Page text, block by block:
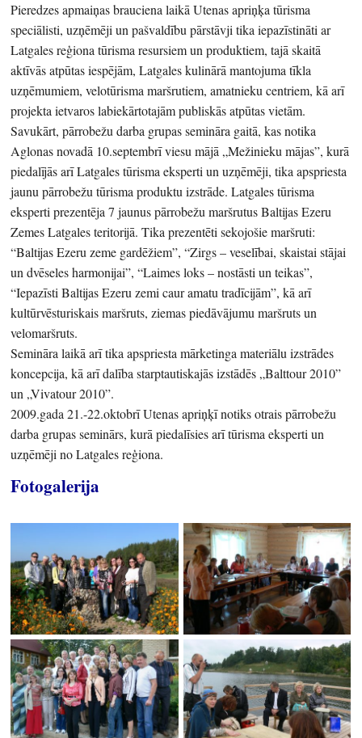
Pieredzes apmaiņas brauciena laikā Utenas apriņķa tūrisma
speciālisti, uzņēmēji un pašvaldību pārstāvji tika iepazīstināti ar
Latgales reģiona tūrisma resursiem un produktiem, tajā skaitā
aktīvās atpūtas iespējām, Latgales kulinārā mantojuma tīkla
uzņēmumiem, velotūrisma maršrutiem, amatnieku centriem, kā arī
projekta ietvaros labiekārtotajām publiskās atpūtas vietām.
Savukārt, pārrobežu darba grupas semināra gaitā, kas notika
Aglonas novadā 10.septembrī viesu mājā „Mežinieku mājas”, kurā
piedalījās arī Latgales tūrisma eksperti un uzņēmēji, tika apspriesta
jaunu pārrobežu tūrisma produktu izstrāde. Latgales tūrisma
eksperti prezentēja 7 jaunus pārrobežu maršrutus Baltijas Ezeru
Zemes Latgales teritorijā. Tika prezentēti sekojošie maršruti:
“Baltijas Ezeru zeme gardēžiem”, “Zirgs – veselībai, skaistai stājai
un dvēseles harmonijai”, “Laimes loks – nostāsti un teikas”,
“Iepazīsti Baltijas Ezeru zemi caur amatu tradīcijām”, kā arī
kultūrvēsturiskais maršruts, ziemas piedāvājumu maršruts un
velomaršruts.
Semināra laikā arī tika apspriesta mārketinga materiālu izstrādes
koncepcija, kā arī dalība starptautiskajās izstādēs „Balttour 2010”
un „Vivatour 2010”.
2009.gada 21.-22.oktobrī Utenas apriņķī notiks otrais pārrobežu
darba grupas seminārs, kurā piedalīsies arī tūrisma eksperti un
uzņēmēji no Latgales reģiona.
Fotogalerija